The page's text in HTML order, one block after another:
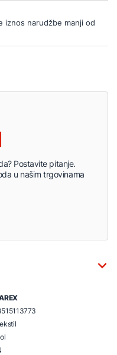
iznos narudžbe manji od
Postavite pitanje.
u našim trgovinama